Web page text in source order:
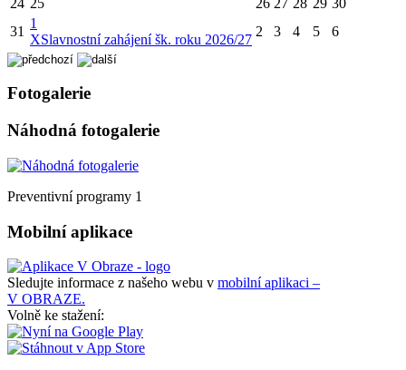
31
1
XSlavnostní zahájení šk. roku 2026/27
2 3 4 5 6
Fotogalerie
Náhodná fotogalerie
Preventivní programy 1
Mobilní aplikace
Sledujte informace z našeho webu v mobilní aplikaci –
V OBRAZE.
Volně ke stažení: